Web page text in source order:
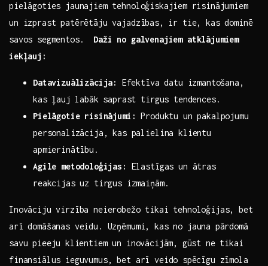
pielāgoties jaunajiem ‍tehnoloģiskajiem ⁤risinājumiem
‍un izprast patērētāju vajadzības,⁤ ir tie, kas dominē
savos segmentos. ‌ Daži no galvenajiem atklājumiem
iekļauj:
Datavizuālizācija:
⁣Efektīva datu izmantošana,
⁢kas ļauj labāk saprast tirgus‌ tendences.
Pielāgotie ​risinājumi: Produktu un‌ pakalpojumu
personalizācija,​ kas palielina klientu
apmierinātību.
Agile metodoloģijas:
Elastīgas un ātras ​
reakcijas uz tirgus izmaiņām.
Inovāciju virzība neierobežo tikai tehnoloģijas, bet
arī domāšanas veidu. Uzņēmumi, kas no jauna⁣ pārdomā
savu pieeju⁤ klientiem un inovācijām, ⁤gūst ⁢ne tikai
finansiālus ieguvumus, bet arī veido ⁤spēcīgu zīmola